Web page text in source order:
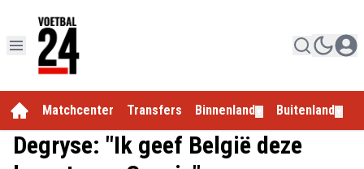
Matchcenter Transfers Binnenland Buitenland
Degryse: "Ik geef België deze